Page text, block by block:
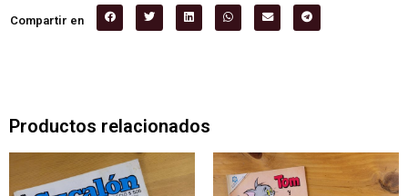
Compartir en
Productos relacionados